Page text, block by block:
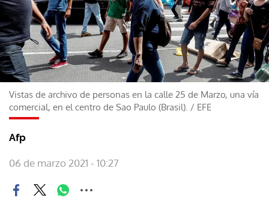
Vistas de archivo de personas en la calle 25 de Marzo, una vía
comercial, en el centro de Sao Paulo (Brasil). / EFE
Afp
06 de marzo 2021 - 10:27